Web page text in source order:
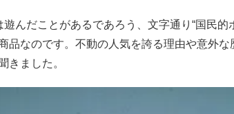
んだことがあるであろう、文字通り“国民的
品なのです。不動の人気を誇る理由や意外
きました。